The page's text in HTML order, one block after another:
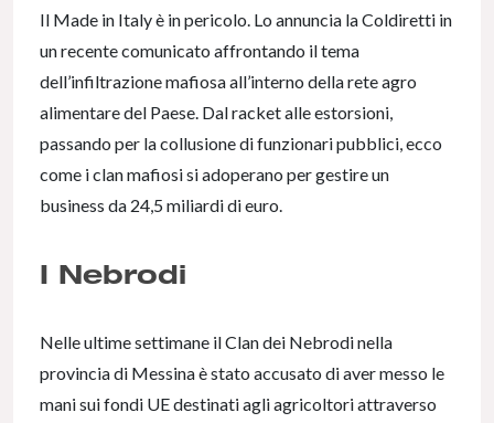
Il Made in Italy è in pericolo. Lo annuncia la Coldiretti in
un recente comunicato affrontando il tema
dell’infiltrazione mafiosa all’interno della rete agro
alimentare del Paese. Dal racket alle estorsioni,
passando per la collusione di funzionari pubblici, ecco
come i clan mafiosi si adoperano per gestire un
business da 24,5 miliardi di euro.
I Nebrodi
Nelle ultime settimane il Clan dei Nebrodi nella
provincia di Messina è stato accusato di aver messo le
mani sui fondi UE destinati agli agricoltori attraverso